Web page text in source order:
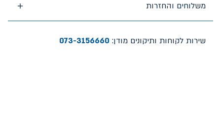
משלוחים והחזרות
שירות לקוחות ותיקונים מודן: 073-3156660